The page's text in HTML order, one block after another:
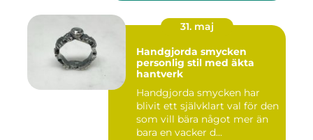
31. maj
Handgjorda smycken
personlig stil med äkta
hantverk
Handgjorda smycken har
blivit ett självklart val för den
som vill bära något mer än
bara en vacker d...